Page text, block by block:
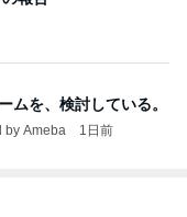
ムを、検討している。
by Ameba 1日前